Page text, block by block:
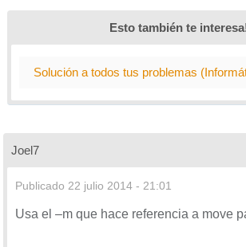
Esto también te
Solución a todos tus problemas
Joel7
Publicado 22 julio 2014 - 21:01
Usa el –m que hace referencia a move